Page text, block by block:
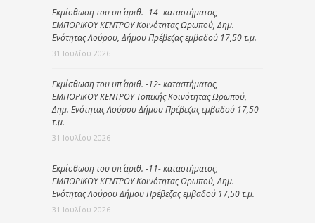
Εκμίσθωση του υπ΄ αριθ. -14- καταστήματος,
ΕΜΠΟΡΙΚΟΥ ΚΕΝΤΡΟΥ Κοινότητας Ωρωπού, Δημ.
Ενότητας Λούρου, Δήμου Πρέβεζας εμβαδού 17,50 τ.μ.
31 Ιουλίου 2026
Εκμίσθωση του υπ΄ αριθ. -12- καταστήματος,
ΕΜΠΟΡΙΚΟΥ ΚΕΝΤΡΟΥ Τοπικής Κοινότητας Ωρωπού,
Δημ. Ενότητας Λούρου Δήμου Πρέβεζας εμβαδού 17,50
τ.μ.
31 Ιουλίου 2026
Εκμίσθωση του υπ΄ αριθ. -11- καταστήματος,
ΕΜΠΟΡΙΚΟΥ ΚΕΝΤΡΟΥ Κοινότητας Ωρωπού, Δημ.
Ενότητας Λούρου Δήμου Πρέβεζας εμβαδού 17,50 τ.μ.
31 Ιουλίου 2026